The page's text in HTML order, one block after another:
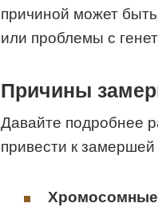
причиной может
или проблемы с
Причины
Давайте подробнее
привести к